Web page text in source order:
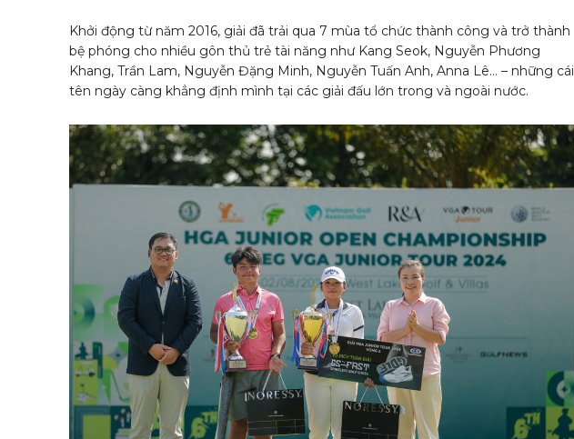
Khởi động từ năm 2016, giải đã trải qua 7 mùa tổ chức thành công và trở thành
bệ phóng cho nhiều gôn thủ trẻ tài năng như Kang Seok, Nguyễn Phương
Khang, Trần Lam, Nguyễn Đặng Minh, Nguyễn Tuấn Anh, Anna Lê… – những cái
tên ngày càng khẳng định mình tại các giải đấu lớn trong và ngoài nước.